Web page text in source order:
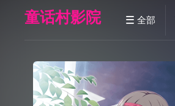
童话村影院  全部